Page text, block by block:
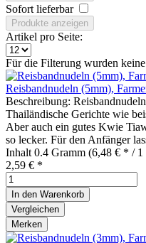
Sofort lieferbar
Produkte anzeigen
Artikel pro Seite:
Für die Filterung wurden
Reisbandnudeln (5mm),
Beschreibung:
Thailändische Gerichte wie
Aber auch ein gutes Kwie
so lecker. Für den Anfänger
Inhalt 0.4 Gramm (6,48 € * / 1
2,59 € *
In den Warenkorb
Vergleichen
Merken